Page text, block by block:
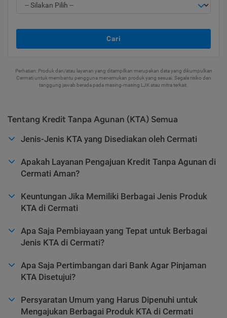
Cari
Perhatian: Produk dan/atau layanan yang ditampilkan merupakan data yang dikumpulkan
Cermati untuk membantu pengguna menemukan produk yang sesuai. Segala risiko dan
tanggung jawab berada pada masing-masing LJK atau mitra terkait.
Tentang Kredit Tanpa Agunan (KTA) Semua
Jenis-Jenis KTA yang Disediakan oleh Cermati
Apakah Layanan Pengajuan Kredit Tanpa Agunan di
Cermati Aman?
Keuntungan Jika Memiliki Berbagai Jenis Produk
KTA di Cermati
Apa Saja Pembiayaan yang Tepat untuk Berbagai
Jenis KTA di Cermati?
Apa Saja Pertimbangan dari Bank Agar Pinjaman
KTA Disetujui?
Persyaratan Umum yang Harus Dipenuhi untuk
Mengajukan Berbagai Produk KTA di Cermati